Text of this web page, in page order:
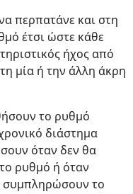
περπατάνε και στη
έτσι ώστε κάθε
ήχος από
μία ή την άλλη άκρη
το ρυθμό
διάστημα
όταν δεν θα
ρυθμό ή όταν
συμπληρώσουν το